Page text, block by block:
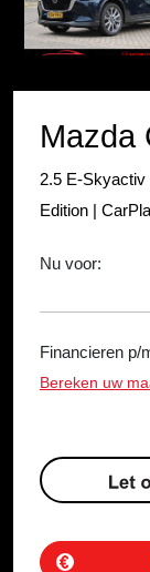
of
54
Mazda
2.5 E-
Edition |
Nu voor:
Financieren p/
Bereken uw